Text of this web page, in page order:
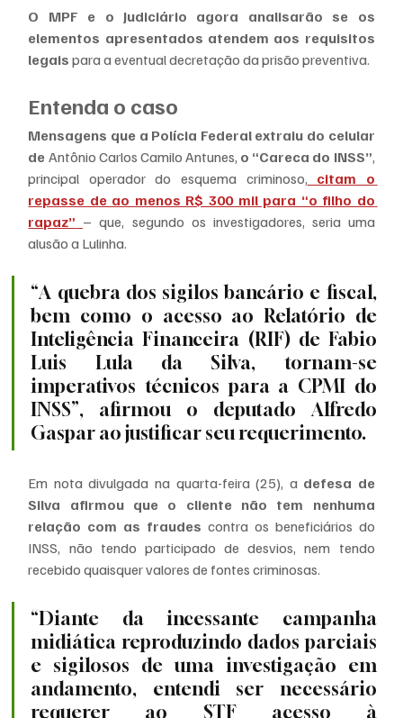
O MPF e o Judiciário agora analisarão se os
elementos apresentados atendem aos requisitos
legais para a eventual decretação da prisão preventiva.
Entenda o caso
Mensagens que a Polícia Federal extraiu do celular
de Antônio Carlos Camilo Antunes, o “Careca do INSS”,
principal operador do esquema criminoso, citam o
repasse de ao menos R$ 300 mil para “o filho do
rapaz” – que, segundo os investigadores, seria uma
alusão a Lulinha.
“A quebra dos sigilos bancário e fiscal,
bem como o acesso ao Relatório de
Inteligência Financeira (RIF) de Fabio
Luis Lula da Silva, tornam-se
imperativos técnicos para a CPMI do
INSS”, afirmou o deputado Alfredo
Gaspar ao justificar seu requerimento.
Em nota divulgada na quarta-feira (25), a defesa de
Silva afirmou que o cliente não tem nenhuma
relação com as fraudes contra os beneficiários do
INSS, não tendo participado de desvios, nem tendo
recebido quaisquer valores de fontes criminosas.
“Diante da incessante campanha
midiática reproduzindo dados parciais
e sigilosos de uma investigação em
andamento, entendi ser necessário
requerer ao STF acesso à